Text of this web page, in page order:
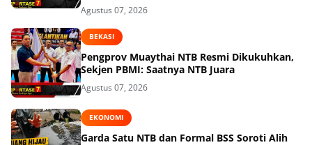
Agustus 07, 2026
BEKASI
Pengprov Muaythai NTB Resmi Dikukuhkan,
Sekjen PBMI: Saatnya NTB Juara
Agustus 07, 2026
EKONOMI
Garda Satu NTB dan Formal BSS Soroti Alih